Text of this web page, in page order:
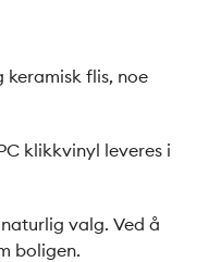
keramisk flis, noe
klikkvinyl leveres i
valg. Ved å
boligen.